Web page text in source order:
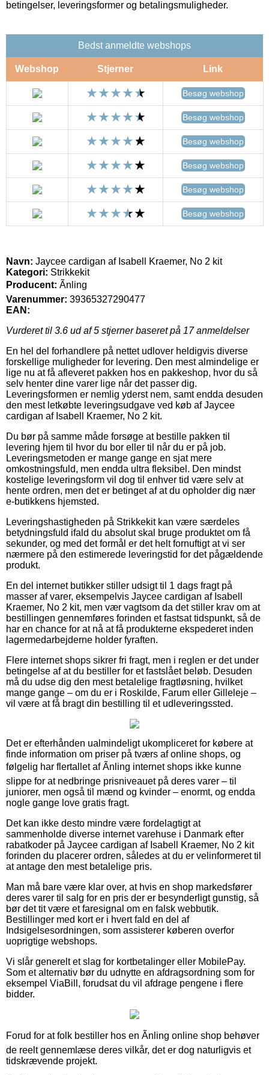
betingelser, leveringsformer og betalingsmuligheder.
Bedst anmeldte webshops
Webshop Stjerner Link
Besøg webshop
Besøg webshop
Besøg webshop
Besøg webshop
Besøg webshop
Besøg webshop
Navn: Jaycee cardigan af Isabell Kraemer, No 2 kit
Kategori: Strikkekit
Producent: Ãnling
Varenummer: 39365327290477
EAN:
Vurderet til 3.6 ud af 5 stjerner baseret på 17anmeldelser
En hel del forhandlere på nettet udlover heldigvis diverse
forskellige muligheder for levering. Den mest almindelige er
lige nu at få afleveret pakken hos en pakkeshop, hvor du så
selv henter dine varer lige når det passer dig.
Leveringsformen er nemlig yderst nem, samt endda desuden
den mest letkøbte leveringsudgave ved køb af Jaycee
cardigan af Isabell Kraemer, No 2 kit.
Du bør på samme måde forsøge at bestille pakken til
levering hjem til hvor du bor eller til når du er på job.
Leveringsmetoden er mange gange en sjat mere
omkostningsfuld, men endda ultra fleksibel. Den mindst
kostelige leveringsform vil dog til enhver tid være selv at
hente ordren, men det er betinget af at du opholder dig nær
e-butikkens hjemsted.
Leveringshastigheden på Strikkekit kan være særdeles
betydningsfuld ifald du absolut skal bruge produktet om få
sekunder, og med det formål er det helt fornuftigt at vi ser
nærmere på den estimerede leveringstid for det pågældende
produkt.
En del internet butikker stiller udsigt til 1 dags fragt på
masser af varer, eksempelvis Jaycee cardigan af Isabell
Kraemer, No 2 kit, men vær vagtsom da det stiller krav om at
bestillingen gennemføres forinden et fastsat tidspunkt, så de
har en chance for at nå at få produkterne ekspederet inden
lagermedarbejderne holder fyraften.
Flere internet shops sikrer fri fragt, men i reglen er det under
betingelse af at du bestiller for et fastslået beløb. Desuden
må du udse dig den mest betalelige fragtløsning, hvilket
mange gange – om du er i Roskilde, Farum eller Gilleleje –
vil være at få bragt din bestilling til et udleveringssted.
Det er efterhånden ualmindeligt ukompliceret for købere at
finde information om priser på tværs af online shops, og
følgelig har flertallet af Ãnling internet shops ikke kunne
slippe for at nedbringe prisniveauet på deres varer – til
juniorer, men også til mænd og kvinder – enormt, og endda
nogle gange love gratis fragt.
Det kan ikke desto mindre være fordelagtigt at
sammenholde diverse internet varehuse i Danmark efter
rabatkoder på Jaycee cardigan af Isabell Kraemer, No 2 kit
forinden du placerer ordren, således at du er velinformeret til
at antage den mest betalelige pris.
Man må bare være klar over, at hvis en shop markedsfører
deres varer til salg for en pris der er besynderligt gunstig, så
bør det tit være et faresignal om en falsk webbutik.
Bestillinger med kort er i hvert fald en del af
Indsigelsesordningen, som assisterer køberen overfor
uoprigtige webshops.
Vi slår generelt et slag for kortbetalinger eller MobilePay.
Som et alternativ bør du udnytte en afdragsordning som for
eksempel ViaBill, forudsat du vil afdrage pengene i flere
bidder.
Forud for at folk bestiller hos en Ãnling online shop behøver
de reelt gennemlæse deres vilkår, det er dog naturligvis et
tidskrævende projekt.